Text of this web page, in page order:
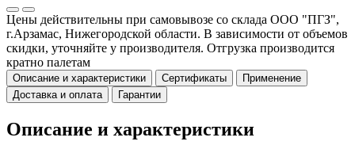
Цены действительны при самовывозе со склада ООО "ПГЗ",
г.Арзамас, Нижегородской области. В зависимости от объемов
скидки, уточняйте у производителя. Отгрузка производится
кратно палетам
Описание и характеристики Сертификаты
Применение
Доставка и оплата
Гарантии
Описание и характеристики